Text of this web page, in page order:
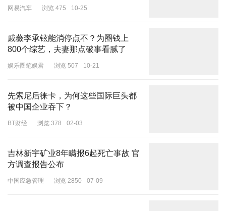
上面休息一下可以救命。看来评论区不少网友都是宝妈宝爸。
镜头中，郭碧婷脸颊越来越圆润了，而向佐还是一如既往的消瘦，所
以，向太说的郭碧婷带娃辛苦是真的吗？不会是向佐在带孩子吧！
发现郭碧婷向佐一胖一瘦，而向太和郭碧婷都是胖胖的形象。没想到
网易汽车 浏览 475 10-25
戚薇李承铉能消停点不？为圈钱上
800个综艺，夫妻那点破事看腻了
娱乐圈笔娱君 浏览 507 10-21
先索尼后徕卡，为何这些国际巨头都
被中国企业吞下？
BT财经 浏览 378 02-03
吉林新宇矿业8年瞒报6起死亡事故 官
方调查报告公布
中国应急管理 浏览 2850 07-09